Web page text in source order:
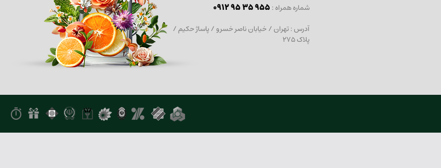
0912 95 35 955 : شماره همراه
آدرس : تهران / خیابان ناصر خسرو / پاساژ حکیم /
پلاک 275